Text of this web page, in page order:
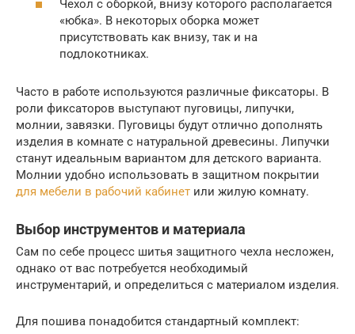
Чехол с оборкой, внизу которого располагается
«юбка». В некоторых оборка может
присутствовать как внизу, так и на
подлокотниках.
Часто в работе используются различные фиксаторы. В
роли фиксаторов выступают пуговицы, липучки,
молнии, завязки. Пуговицы будут отлично дополнять
изделия в комнате с натуральной древесины. Липучки
станут идеальным вариантом для детского варианта.
Молнии удобно использовать в защитном покрытии
для мебели в рабочий кабинет или жилую комнату.
Выбор инструментов и материала
Сам по себе процесс шитья защитного чехла несложен,
однако от вас потребуется необходимый
инструментарий, и определиться с материалом изделия.
Для пошива понадобится стандартный комплект: